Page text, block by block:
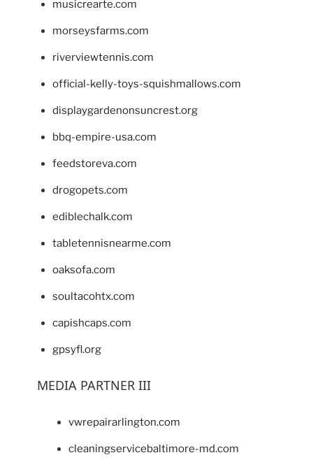
musicrearte.com
morseysfarms.com
riverviewtennis.com
official-kelly-toys-squishmallows.com
displaygardenonsuncrest.org
bbq-empire-usa.com
feedstoreva.com
drogopets.com
ediblechalk.com
tabletennisnearme.com
oaksofa.com
soultacohtx.com
capishcaps.com
gpsyfl.org
MEDIA PARTNER III
vwrepairarlington.com
cleaningservicebaltimore-md.com